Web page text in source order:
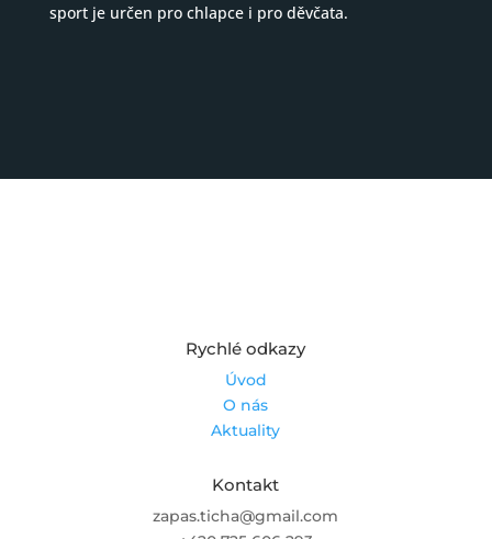
sport je určen pro chlapce i pro děvčata.
Rychlé odkazy
Úvod
O nás
Aktuality
Kontakt
zapas.ticha@gmail.com